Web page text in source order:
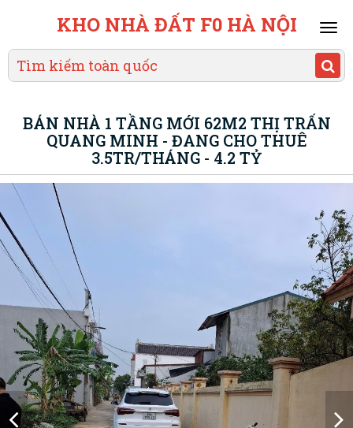
KHO NHÀ ĐẤT F0 HÀ NỘI
BÁN NHÀ 1 TẦNG MỚI 62M2 THỊ TRẤN
QUANG MINH - ĐANG CHO THUÊ
3.5TR/THÁNG - 4.2 TỶ